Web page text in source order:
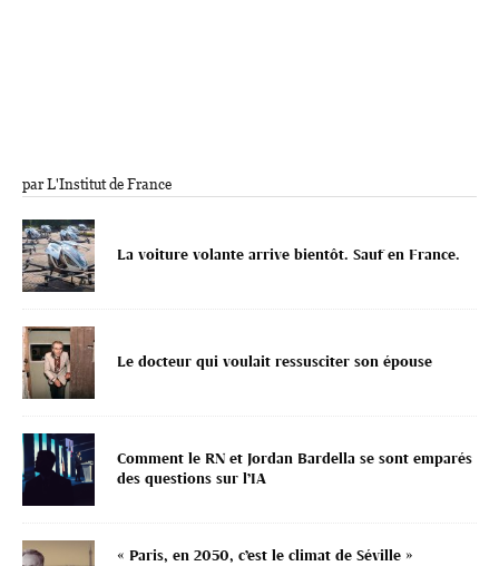
par L'Institut de France
La voiture volante arrive bientôt. Sauf en France.
Le docteur qui voulait ressusciter son épouse
Comment le RN et Jordan Bardella se sont emparés
des questions sur l’IA
« Paris, en 2050, c’est le climat de Séville »